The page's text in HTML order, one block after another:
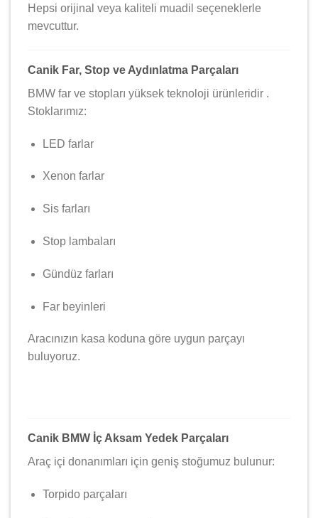
Hepsi orijinal veya kaliteli muadil seçeneklerle
mevcuttur.
Canik Far, Stop ve Aydınlatma Parçaları
BMW far ve stopları yüksek teknoloji ürünleridir .
Stoklarımız:
LED farlar
Xenon farlar
Sis farları
Stop lambaları
Gündüz farları
Far beyinleri
Aracınızın kasa koduna göre uygun parçayı
buluyoruz.
Canik BMW İç Aksam Yedek Parçaları
Araç içi donanımları için geniş stoğumuz bulunur:
Torpido parçaları